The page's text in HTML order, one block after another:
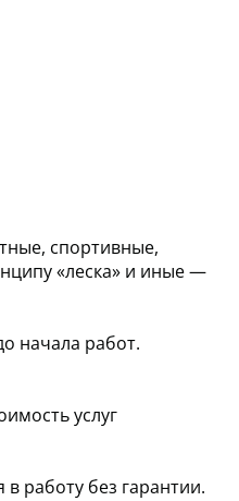
спортивные,
«леска» и иные —
начала работ.
услуг
работу без гарантии.